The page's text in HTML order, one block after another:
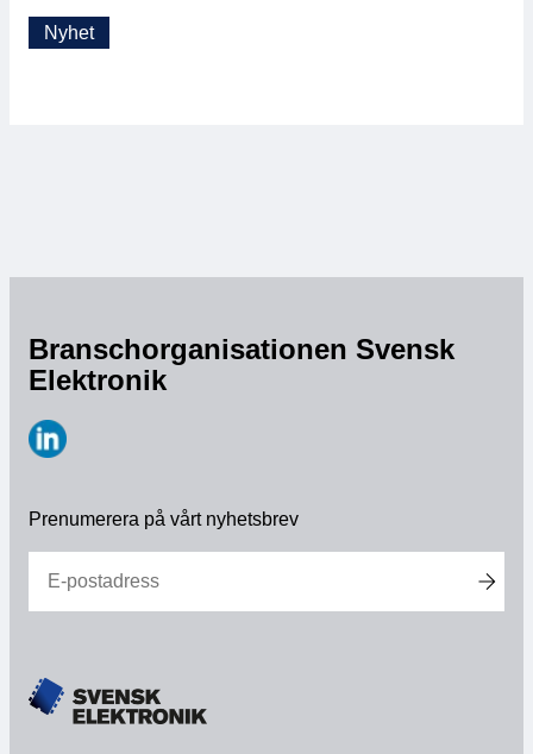
Nyhet
Branschorganisationen Svensk
Elektronik
Prenumerera på vårt nyhetsbrev